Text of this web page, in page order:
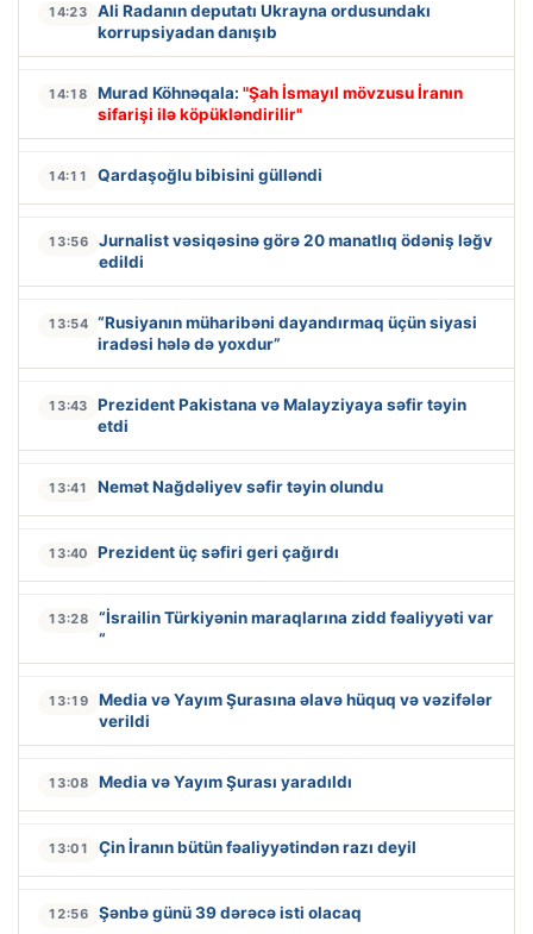
14:23
Ali Radanın deputatı Ukrayna ordusundakı
korrupsiyadan danışıb
14:18 Murad Köhnəqala: "Şah İsmayıl mövzusu İranın
sifarişi ilə köpükləndirilir"
14:11 Qardaşoğlu bibisini gülləndi
13:56
Jurnalist vəsiqəsinə görə 20 manatlıq ödəniş ləğv
edildi
13:54 “Rusiyanın müharibəni dayandırmaq üçün siyasi
iradəsi hələ də yoxdur”
13:43
Prezident Pakistana və Malayziyaya səfir təyin
etdi
13:41 Nemət Nağdəliyev səfir təyin olundu
13:40 Prezident üç səfiri geri çağırdı
13:28
“İsrailin Türkiyənin maraqlarına zidd fəaliyyəti var
“
13:19
Media və Yayım Şurasına əlavə hüquq və vəzifələr
verildi
13:08 Media və Yayım Şurası yaradıldı
13:01 Çin İranın bütün fəaliyyətindən razı deyil
12:56 Şənbə günü 39 dərəcə isti olacaq